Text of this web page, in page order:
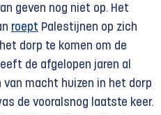
geven nog niet op. Het
roept Palestijnen op zich
dorp te komen om de
de afgelopen jaren al
macht huizen in het dorp
de vooralsnog laatste keer.